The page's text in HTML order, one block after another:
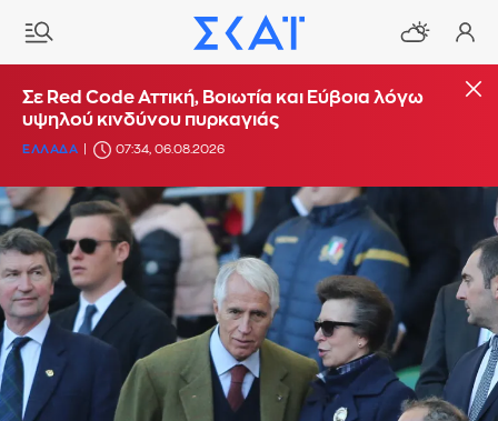
Σε Red Code Αττική, Βοιωτία και Εύβοια λόγω
υψηλού κινδύνου πυρκαγιάς
ΕΛΛΑΔΑ 07:34, 06.08.2026